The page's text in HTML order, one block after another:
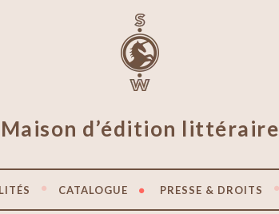
Maison d’édition littéraire
CATALOGUE PRESSE & DROITS